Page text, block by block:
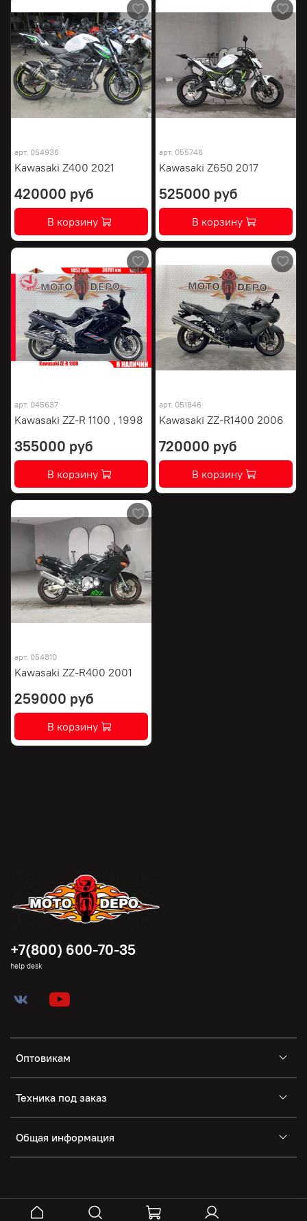
арт. 054936
Kawasaki Z400 2021
420000 руб
В корзину
арт. 055746
Kawasaki Z650 2017
525000 руб
В корзину
арт. 045637
Kawasaki ZZ-R 1100 , 1998
355000 руб
В корзину
арт. 051846
Kawasaki ZZ-R1400 2006
720000 руб
В корзину
арт. 054810
Kawasaki ZZ-R400 2001
259000 руб
В корзину
Оптовикам
Техника под заказ
Общая информация
+7(800) 600-70-35
help desk